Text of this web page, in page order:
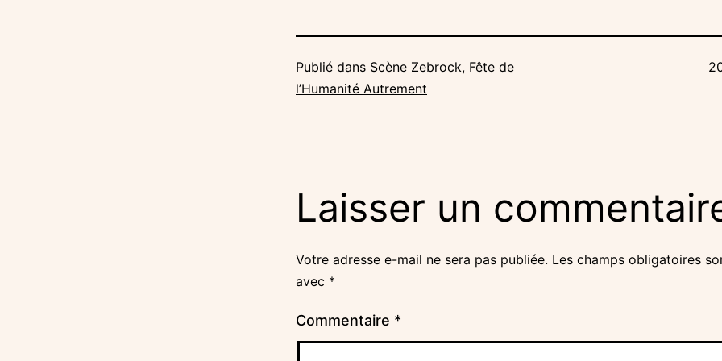
Publié dans Scène Zebrock, Fête de
l’Humanité Autrement
Laisser un
Votre adresse e-mail ne sera pas publiée. Les champs obligatoires
avec *
Commentaire *